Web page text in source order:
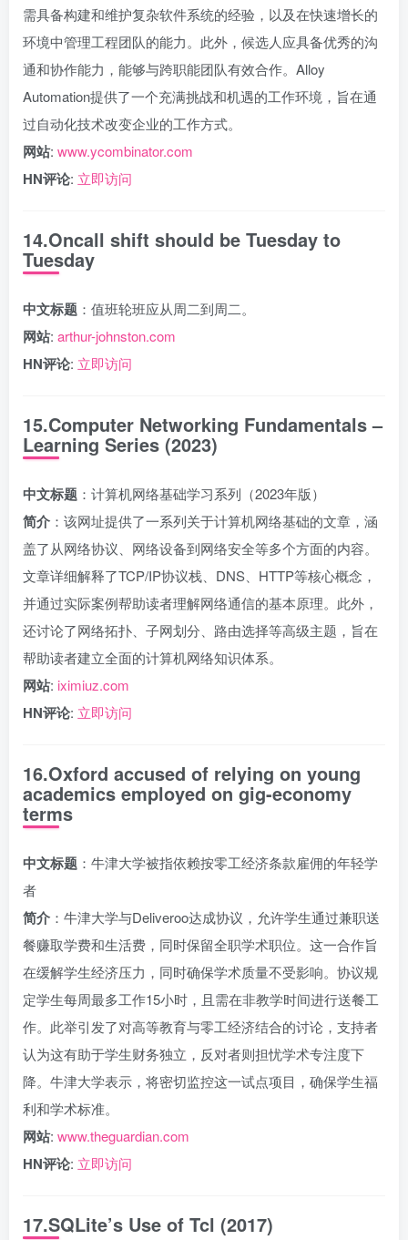
需具备构建和维护复杂软件系统的经验，以及在快速增长的
环境中管理工程团队的能力。此外，候选人应具备优秀的沟
通和协作能力，能够与跨职能团队有效合作。Alloy
Automation提供了一个充满挑战和机遇的工作环境，旨在通
过自动化技术改变企业的工作方式。
网站: www.ycombinator.com
HN评论: 立即访问
14.Oncall shift should be Tuesday to
Tuesday
中文标题 ：值班轮班应从周二到周二。
网站: arthur-johnston.com
HN评论: 立即访问
15.Computer Networking Fundamentals –
Learning Series (2023)
中文标题 ：计算机网络基础学习系列（2023年版）
简介 ：该网址提供了一系列关于计算机网络基础的文章，涵
盖了从网络协议、网络设备到网络安全等多个方面的内容。
文章详细解释了TCP/IP协议栈、DNS、HTTP等核心概念，
并通过实际案例帮助读者理解网络通信的基本原理。此外，
还讨论了网络拓扑、子网划分、路由选择等高级主题，旨在
帮助读者建立全面的计算机网络知识体系。
网站: iximiuz.com
HN评论: 立即访问
16.Oxford accused of relying on young
academics employed on gig-economy
terms
中文标题 ：牛津大学被指依赖按零工经济条款雇佣的年轻学
者
简介 ：牛津大学与Deliveroo达成协议，允许学生通过兼职送
餐赚取学费和生活费，同时保留全职学术职位。这一合作旨
在缓解学生经济压力，同时确保学术质量不受影响。协议规
定学生每周最多工作15小时，且需在非教学时间进行送餐工
作。此举引发了对高等教育与零工经济结合的讨论，支持者
认为这有助于学生财务独立，反对者则担忧学术专注度下
降。牛津大学表示，将密切监控这一试点项目，确保学生福
利和学术标准。
网站: www.theguardian.com
HN评论: 立即访问
17.SQLite’s Use of Tcl (2017)